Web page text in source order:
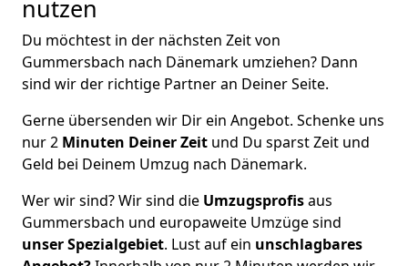
nutzen
Du möchtest in der nächsten Zeit von
Gummersbach nach Dänemark umziehen? Dann
sind wir der richtige Partner an Deiner Seite.
Gerne übersenden wir Dir ein Angebot. Schenke uns
nur2 Minuten Deiner Zeit und Du sparst Zeit und
Geld bei Deinem Umzug nach Dänemark.
Wer wir sind? Wir sind die Umzugsprofisaus
Gummersbach und europaweite Umzüge sind
unser Spezialgebiet. Lust auf ein unschlagbares